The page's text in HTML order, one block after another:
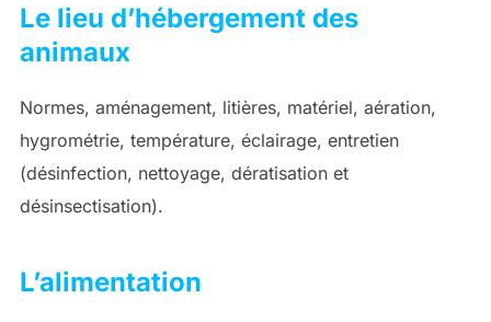
Le lieu d’hébergement des
animaux
Normes, aménagement, litières, matériel, aération,
hygrométrie, température, éclairage, entretien
(désinfection, nettoyage, dératisation et
désinsectisation).
L’alimentation